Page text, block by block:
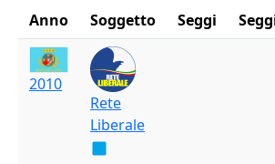
Anno Soggetto Seggi
2010
Rete
Liberale